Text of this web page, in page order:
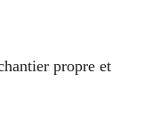
propre et